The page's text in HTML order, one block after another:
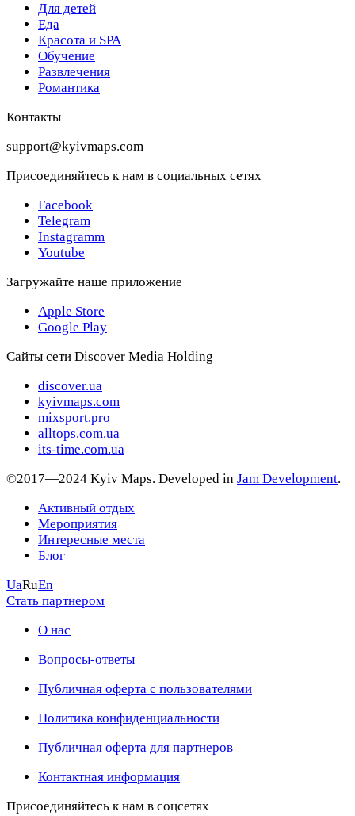
Для детей
Еда
Красота и SPA
Обучение
Развлечения
Романтика
Контакты
support@kyivmaps.com
Присоединяйтесь к нам в социальных сетях
Facebook
Telegram
Instagramm
Youtube
Загружайте наше приложение
Apple Store
Google Play
Сайты сети Discover Media Holding
discover.ua
kyivmaps.com
mixsport.pro
alltops.com.ua
its-time.com.ua
©2017—2024 Kyiv Maps. Developed in Jam Development.
Активный отдых
Мероприятия
Интересные места
Блог
UaRuEn
Стать партнером
О нас
Вопросы-ответы
Публичная оферта с пользователями
Политика конфиденциальности
Публичная оферта для партнеров
Контактная информация
Присоединяйтесь к нам в соцсетях